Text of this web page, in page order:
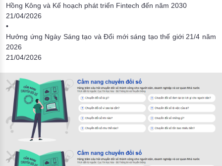
Hồng Kông và Kế hoạch phát triển Fintech đến năm 2030
21/04/2026
•
Hưởng ứng Ngày Sáng tạo và Đổi mới sáng tạo thế giới 21/4 năm
2026
21/04/2026